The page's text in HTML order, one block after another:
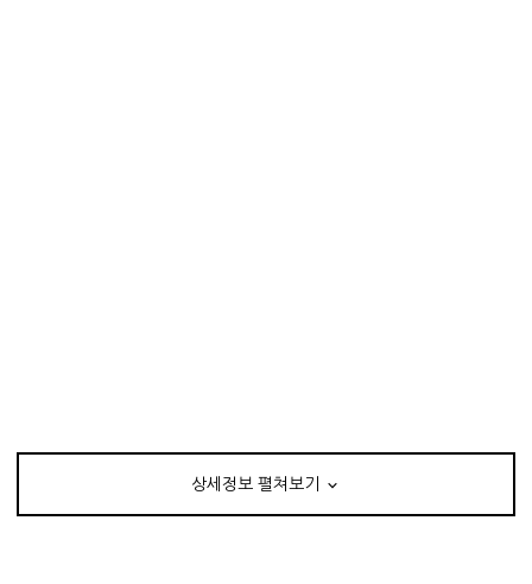
상세정보 펼쳐보기